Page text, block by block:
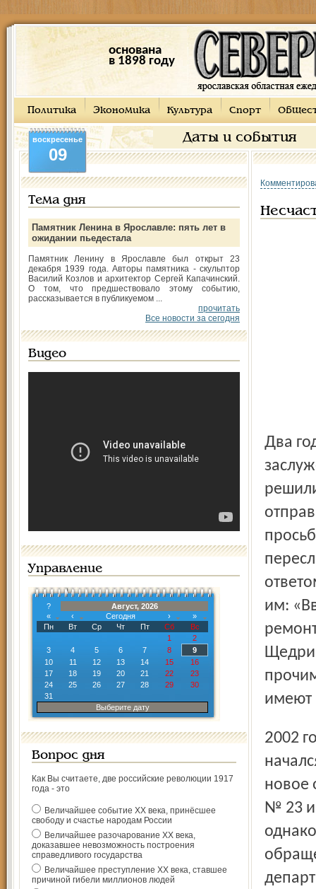
основана
в 1898 году
Политика Экономика Культура Спорт
Даты и события
воскресенье
09
Тема дня
Памятник Ленина в Ярославле: пять лет в
ожидании пьедестала
Памятник Ленину в Ярославле был открыт 23
декабря 1939 года. Авторы памятника - скульптор
Василий Козлов и архитектор Сергей Капачинский.
О том, что предшествовало этому событию,
рассказывается в публикуемом ...
прочитать
Все новости за сегодня
Видео
Управление
?
Август, 2026
«
‹ Сегодня ›
»
Пн
Вт Ср Чт Пт Сб
Вс
1
2
3
4 5 6 7 8
9
10
11 12 13 14 15
16
17
18 19 20 21 22
23
24
25 26 27 28 29
30
31
Выберите дату
Вопрос дня
Как Вы считаете, две российские революции 1917
года - это
Величайшее событие ХХ века, принёсшее
свободу и счастье народам России
Величайшее разочарование ХХ века,
доказавшее невозможность построения
справедливого государства
Величайшее преступление ХХ века, ставшее
причиной гибели миллионов людей
Два года назад жители третьего подъезда во главе с
им:
имеют
2002 год ничего хорошего не принес: ремонт так и не
новое
№ 23 и